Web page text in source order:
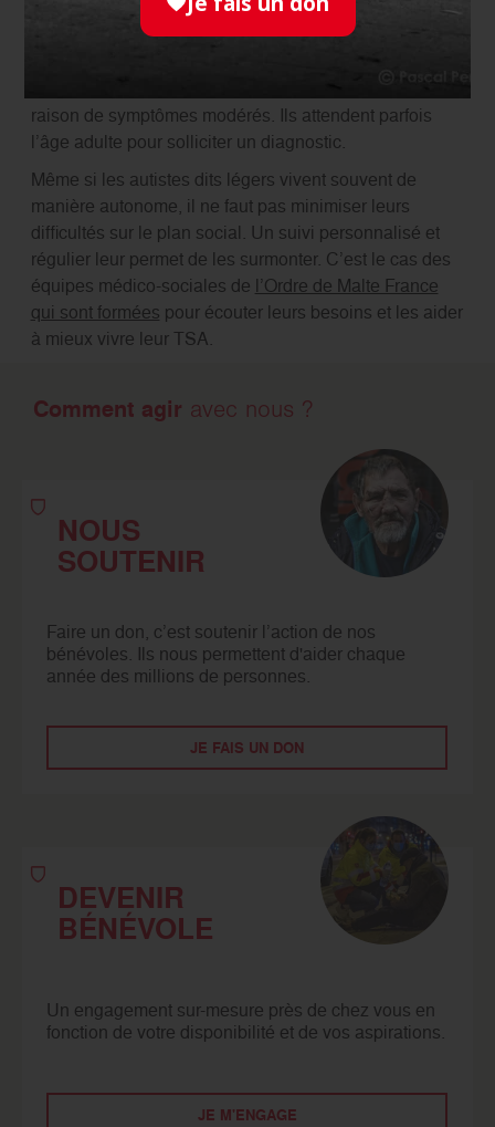
diagnostic d’autisme légerdoit être posé par un
médecin, qui s’entoure généralement d’autres
enfants de haut niveau passent un peu inaperçus en
raison de symptômes modérés. Ils attendent parfois
l’âge adulte pour solliciter un diagnostic.
Même si les autistes dits légers vivent souvent de
manière autonome, il ne faut pas minimiser leurs
difficultés sur le plan social. Un suivi personnalisé et
régulier leur permet de les surmonter. C’est le cas des
équipes médico-sociales de l’Ordre de Malte France
qui sont formées pour écouter leurs besoins et les aider
à mieux vivre leur TSA.
Comment agir avec nous ?
NOUS
SOUTENIR
Faire un don, c’est soutenir l’action de nos
bénévoles. Ils nous permettent d'aider chaque
année des millions de personnes.
JE FAIS UN DON
DEVENIR
BÉNÉVOLE
Un engagement sur-mesure près de chez vous en
fonction de votre disponibilité et de vos aspirations.
JE M'ENGAGE